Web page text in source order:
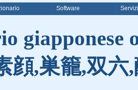
Software Servizi
giapponese
顔,巣籠,双六